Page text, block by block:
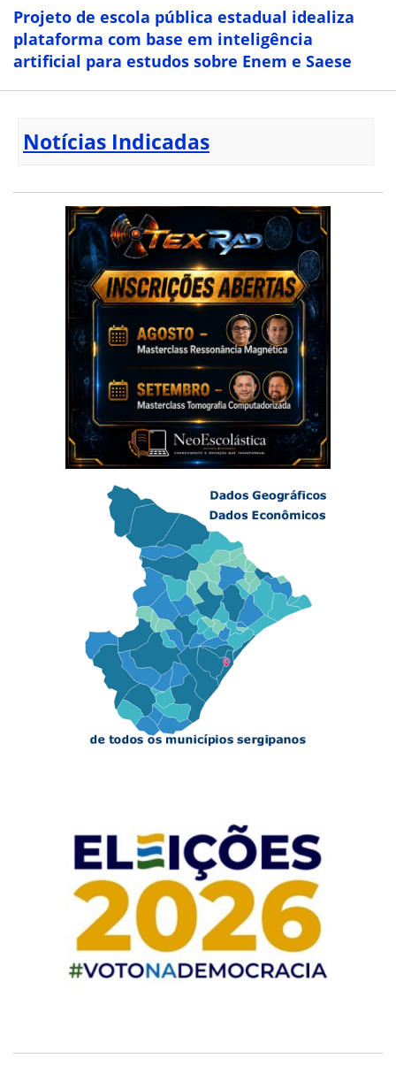
Projeto de escola pública estadual idealiza
plataforma com base em inteligência
artificial para estudos sobre Enem e Saese
Notícias Indicadas